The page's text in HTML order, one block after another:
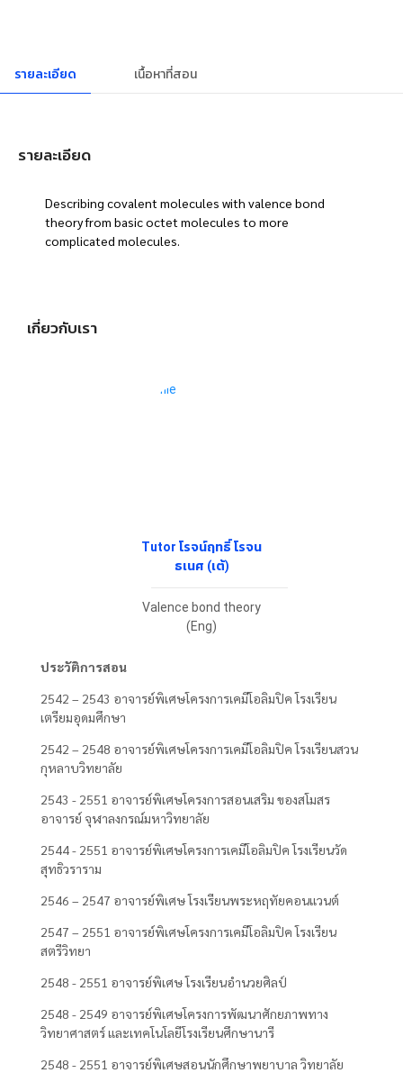
รายละเอียด เนื้อหาที่สอน
รายละเอียด
Describing covalent molecules with valence bond
theory from basic octet molecules to more
complicated molecules.
เกี่ยวกับเรา
Tutor โรจน์ฤทธิ์ โรจน
ธเนศ (เต้)
Valence bond theory
(Eng)
ประวัติการสอน
2542 – 2543 อาจารย์พิเศษโครงการเคมีโอลิมปิค โรงเรียน
เตรียมอุดมศึกษา
2542 – 2548 อาจารย์พิเศษโครงการเคมีโอลิมปิค โรงเรียนสวน
กุหลาบวิทยาลัย
2543 - 2551 อาจารย์พิเศษโครงการสอนเสริม ของสโมสร
อาจารย์ จุฬาลงกรณ์มหาวิทยาลัย
2544 - 2551 อาจารย์พิเศษโครงการเคมีโอลิมปิค โรงเรียนวัด
สุทธิวราราม
2546 – 2547 อาจารย์พิเศษ โรงเรียนพระหฤทัยคอนแวนต์
2547 – 2551 อาจารย์พิเศษโครงการเคมีโอลิมปิค โรงเรียน
สตรีวิทยา
2548 - 2551 อาจารย์พิเศษ โรงเรียนอำนวยศิลป์
2548 - 2549 อาจารย์พิเศษโครงการพัฒนาศักยภาพทาง
วิทยาศาสตร์ และเทคโนโลยีโรงเรียนศึกษานารี
2548 - 2551 อาจารย์พิเศษสอนนักศึกษาพยาบาล วิทยาลัย